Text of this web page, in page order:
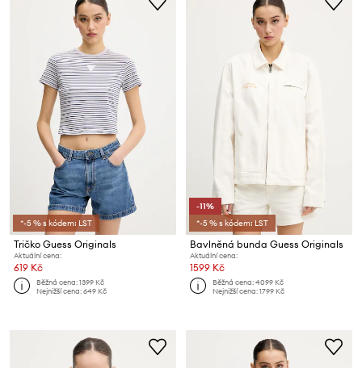
*-5 % s kódem: LST
Tričko Guess Originals
Aktuální cena:
619 Kč
Běžná cena:1399 Kč
Nejnižší cena:649 Kč
-11%
*-5 % s kódem: LST
Bavlněná bunda Guess Originals
Aktuální cena:
1599 Kč
Běžná cena:4099 Kč
Nejnižší cena:1799 Kč